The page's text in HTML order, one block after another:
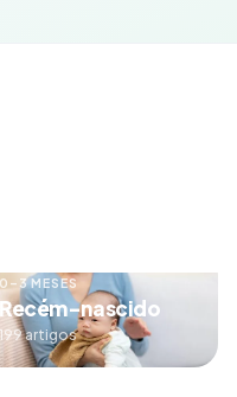
0–3 MESES
Recém-nascido
199 artigos